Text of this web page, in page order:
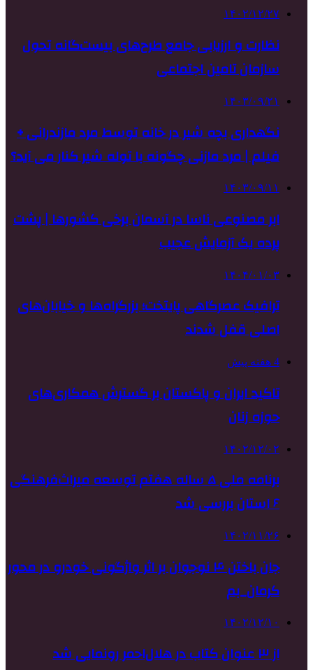
۱۴۰۲/۱۲/۲۷
نظارت و ارزیابی جامع طرح‌های بیست‌گانه تحول‌
سازمان تامین اجتماعی
۱۴۰۳/۰۹/۲۱
نگهداری بچه شیر در خانه توسط مرد مازندرانی +
فیلم | مرد مازنی چگونه با توله شیر کنار می آید؟
۱۴۰۳/۰۹/۱۱
ابر مصنوعی ناسا در آسمان برخی کشورها | پشت
پرده یک آزمایش عجیب
۱۴۰۴/۰۱/۰۳
ترافیک عصرگاهی پایتخت؛ بزرگراه‌ها و خیابان‌های
اصلی قفل شدند
4 هفته پیش
تاکید ایران و پاکستان بر گسترش همکاری‌های
حوزه زنان
۱۴۰۲/۱۲/۰۲
برنامه ملی ۵ ساله هفتم توسعه میراث‌فرهنگی
۶ استان بررسی شد
۱۴۰۲/۱۱/۲۶
جان باختن ۴ نوجوان بر اثر واژگونی خودرو در محور
کرمان_بم
۱۴۰۲/۱۲/۱۰
از ۳ عنوان کتاب در هلال‌احمر رونمایی شد